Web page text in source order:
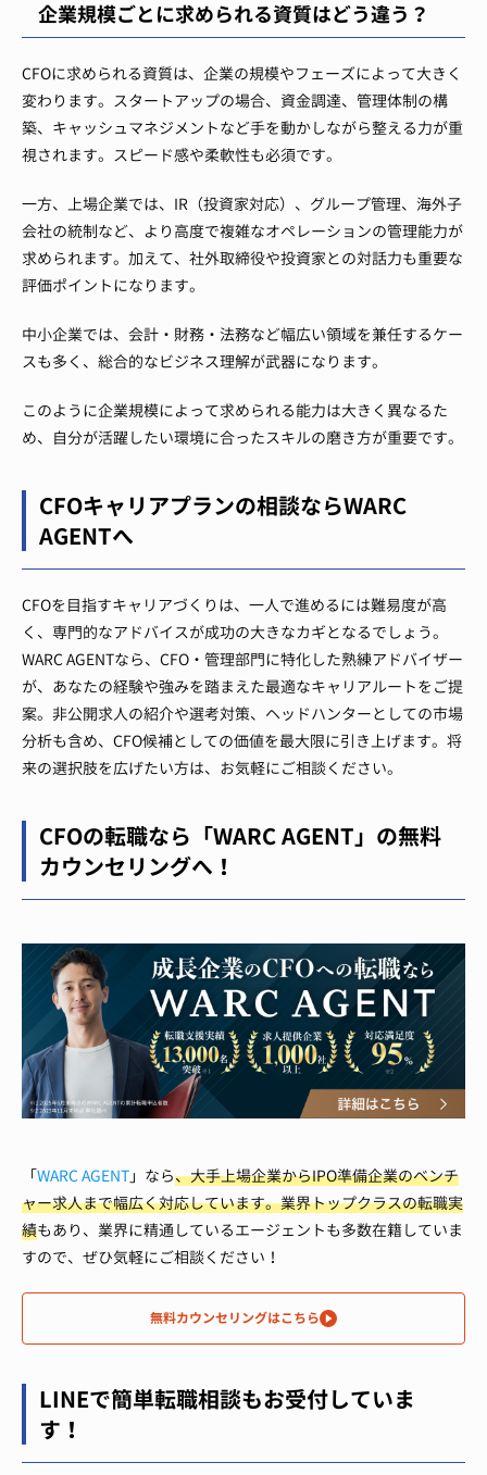
企業規模ごとに求められる資質はどう違う？
CFOに求められる資質は、企業の規模やフェーズによって大きく
変わります。スタートアップの場合、資金調達、管理体制の構
築、キャッシュマネジメントなど手を動かしながら整える力が重
視されます。スピード感や柔軟性も必須です。
一方、上場企業では、IR（投資家対応）、グループ管理、海外子
会社の統制など、より高度で複雑なオペレーションの管理能力が
求められます。加えて、社外取締役や投資家との対話力も重要な
評価ポイントになります。
中小企業では、会計・財務・法務など幅広い領域を兼任するケー
スも多く、総合的なビジネス理解が武器になります。
このように企業規模によって求められる能力は大きく異なるた
め、自分が活躍したい環境に合ったスキルの磨き方が重要です。
CFOキャリアプランの相談ならWARC
AGENTへ
CFOを目指すキャリアづくりは、一人で進めるには難易度が高
く、専門的なアドバイスが成功の大きなカギとなるでしょう。
WARC AGENTなら、CFO・管理部門に特化した熟練アドバイザー
が、あなたの経験や強みを踏まえた最適なキャリアルートをご提
案。非公開求人の紹介や選考対策、ヘッドハンターとしての市場
分析も含め、CFO候補としての価値を最大限に引き上げます。将
来の選択肢を広げたい方は、お気軽にご相談ください。
CFOの転職なら「WARC AGENT」の無料
カウンセリングへ！
「WARC AGENT 」なら、大手上場企業からIPO準備企業のベンチ
ャー求人まで幅広く対応しています。業界トップクラスの転職実
績もあり、業界に精通しているエージェントも多数在籍していま
すので、ぜひ気軽にご相談ください！
無料カウンセリングはこちら
LINEで簡単転職相談もお受付していま
す！